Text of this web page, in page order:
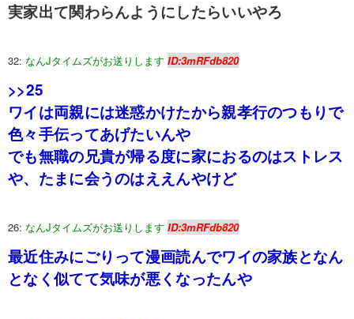
実家出て関わらんようにしたらいいやろ
32: なんJタイムズがお送りします ID:3mRFdb820
>>25
ワイは両親には迷惑かけたから親孝行のつもりで
色々手伝ってあげたいんや
でも無職の兄貴が帰る度に家におるのはストレス
や、たまに会うのはええんやけど
26: なんJタイムズがお送りします ID:3mRFdb820
最近住みにごりって漫画読んでワイの家族となん
となく似てて気味が悪くなったんや